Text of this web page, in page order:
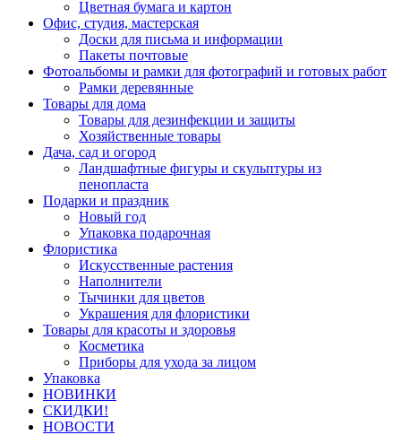
Цветная бумага и картон
Офис, студия, мастерская
Доски для письма и информации
Пакеты почтовые
Фотоальбомы и рамки для фотографий и готовых работ
Рамки деревянные
Товары для дома
Товары для дезинфекции и защиты
Хозяйственные товары
Дача, сад и огород
Ландшафтные фигуры и скульптуры из
пенопласта
Подарки и праздник
Новый год
Упаковка подарочная
Флористика
Искусственные растения
Наполнители
Тычинки для цветов
Украшения для флористики
Товары для красоты и здоровья
Косметика
Приборы для ухода за лицом
Упаковка
НОВИНКИ
СКИДКИ!
НОВОСТИ